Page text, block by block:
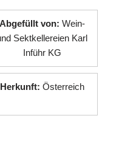
Abgefüllt von: Wein-
Sektkellereien Karl
Inführ KG
Herkunft: Österreich